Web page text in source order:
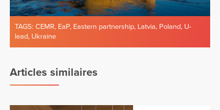
TAGS: CEMR, EaP, Eastern partnership, Latvia, Poland, U-
lead, Ukraine
Articles similaires